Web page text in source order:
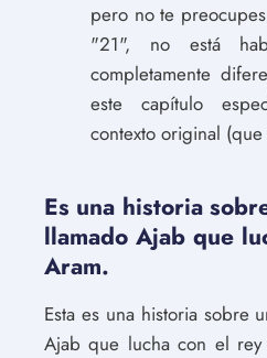
pero no te
"21", no está
completamente
este capítulo
contexto original (que
Es una historia
llamado Ajab que
Aram.
Esta es una historia sobre
Ajab que lucha con el